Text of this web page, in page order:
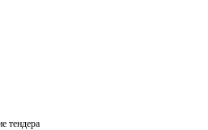
тендера